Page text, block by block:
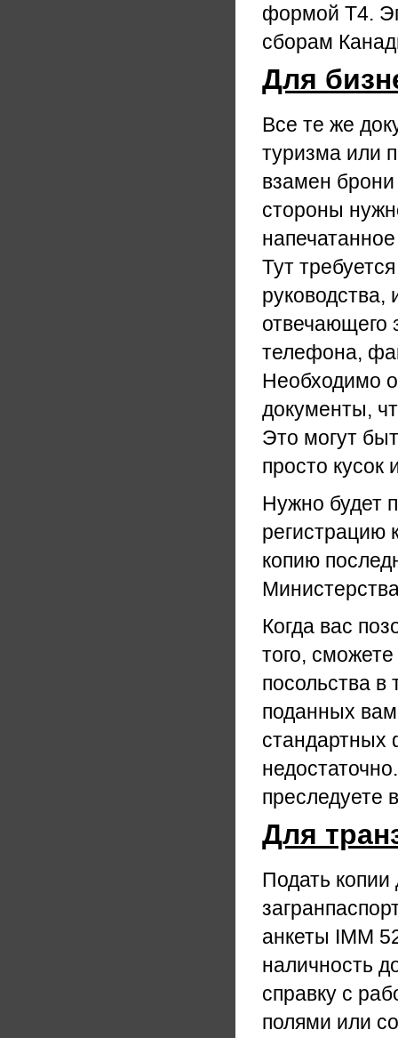
формой Т4.
сборам
Для
Все те же
туризма или
взамен
стороны
Тут
отвечающего
телефона,
Необходимо
документы,
Это могут
просто кусок
Нужно будет
регистрацию
копию
Когда вас
того,
посольства в
поданных
стандартных
преследуете
Для
Подать
анкеты IMM
наличность
справку с
полями или